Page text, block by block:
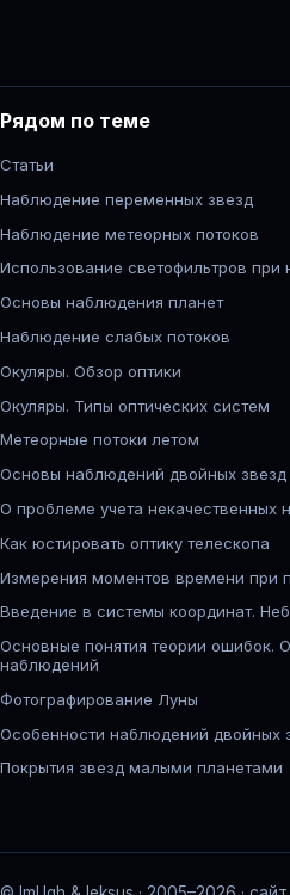
Рядом по теме
Статьи
Наблюдение переменных звезд
Наблюдение метеорных потоков
Использование светофильтров
Основы наблюдения планет
Наблюдение слабых потоков
Окуляры. Обзор оптики
Окуляры. Типы оптических систем
Метеорные потоки летом
Основы наблюдений двойных звезд
О проблеме учета некачественных
Как юстировать оптику телескопа
Измерения моментов времени при
Введение в системы координат.
Основные понятия теории ошибок.
наблюдений
Фотографирование Луны
Особенности наблюдений двойных
Покрытия звезд малыми планетами